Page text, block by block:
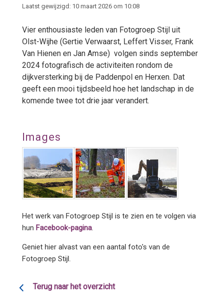
Laatst gewijzigd: 10 maart 2026 om 10:08
Vier enthousiaste leden van Fotogroep Stijl uit
Olst-Wijhe (Gertie Verwaarst, Leffert Visser, Frank
Van Hienen en Jan Amse) volgen sinds september
2024 fotografisch de activiteiten rondom de
dijkversterking bij de Paddenpol en Herxen. Dat
geeft een mooi tijdsbeeld hoe het landschap in de
komende twee tot drie jaar verandert.
Images
Het werk van Fotogroep Stijl is te zien en te volgen via
hun Facebook-pagina.
Geniet hier alvast van een aantal foto's van de
Fotogroep Stijl.
Terug naar het overzicht